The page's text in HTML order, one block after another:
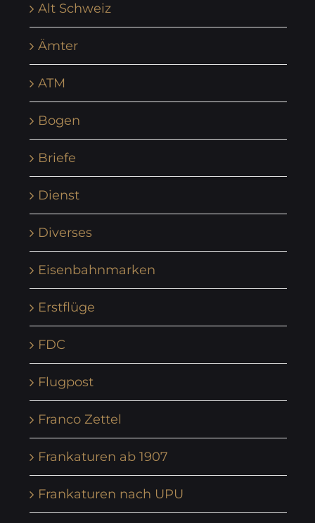
Alt Schweiz
Ämter
ATM
Bogen
Briefe
Dienst
Diverses
Eisenbahnmarken
Erstflüge
FDC
Flugpost
Franco Zettel
Frankaturen ab 1907
Frankaturen nach UPU